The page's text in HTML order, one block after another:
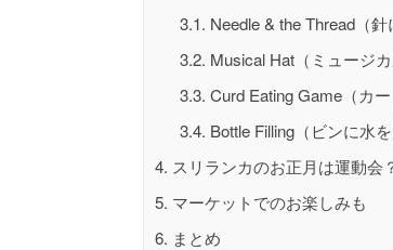
3.1. Needle & the Thread（針
3.2. Musical Hat（ミュージカ
3.3. Curd Eating Game（カ
3.4. Bottle Filling（ビンに水
4. スリランカのお正月は運動会
5. マーケットでのお楽しみも
6. まとめ